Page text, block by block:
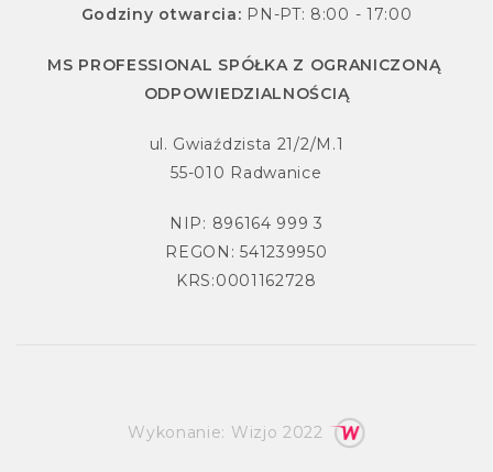
Godziny otwarcia: PN-PT: 8:00 - 17:00
MS PROFESSIONAL SPÓŁKA Z OGRANICZONĄ
ODPOWIEDZIALNOŚCIĄ
ul. Gwiaździsta 21/2/M.1
55-010 Radwanice
NIP: 896164 999 3
REGON: 541239950
KRS:0001162728
Wykonanie: Wizjo 2022